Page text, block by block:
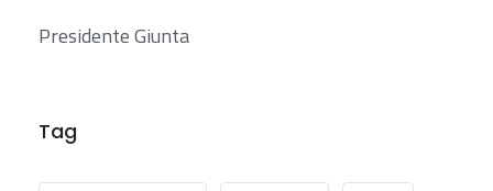
Presidente Giunta
Tag